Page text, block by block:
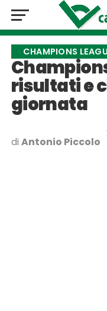
CHAMPIONS
risultati e
giornata
di Antonio Piccolo